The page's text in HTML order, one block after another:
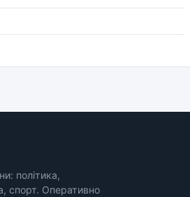
політика,
спорт. Оперативно